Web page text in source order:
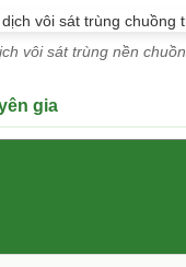
vôi sát trùng nền
gia